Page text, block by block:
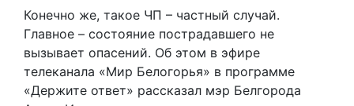
Конечно же, такое ЧП – частный случай.
Главное – состояние пострадавшего не
вызывает опасений. Об этом в эфире
телеканала «Мир Белогорья» в программе
«Держите ответ» рассказал мэр Белгорода